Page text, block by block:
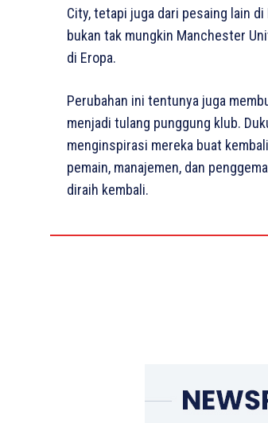
City, tetapi juga dari pesaing lain
bukan tak mungkin Manchester
di Eropa.
Perubahan ini tentunya juga
menjadi tulang punggung klub.
menginspirasi mereka buat
pemain, manajemen, dan
diraih kembali.